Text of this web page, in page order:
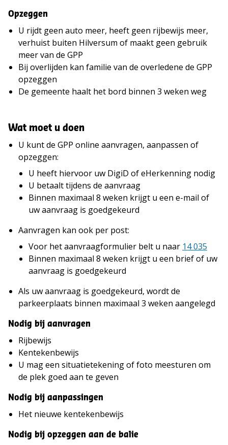
Opzeggen
U rijdt geen auto meer, heeft geen rijbewijs meer,
verhuist buiten Hilversum of maakt geen gebruik
meer van de GPP
Bij overlijden kan familie van de overledene de GPP
opzeggen
De gemeente haalt het bord binnen 3 weken weg
Wat moet u doen
U kunt de GPP online aanvragen, aanpassen of
opzeggen:
U heeft hiervoor uw DigiD of eHerkenning nodig
U betaalt tijdens de aanvraag
Binnen maximaal 8 weken krijgt u een e-mail of
uw aanvraag is goedgekeurd
Aanvragen kan ook per post:
Voor het aanvraagformulier belt u naar 14 035
Binnen maximaal 8 weken krijgt u een brief of uw
aanvraag is goedgekeurd
Als uw aanvraag is goedgekeurd, wordt de
parkeerplaats binnen maximaal 3 weken aangelegd
Nodig bij aanvragen
Rijbewijs
Kentekenbewijs
U mag een situatietekening of foto meesturen om
de plek goed aan te geven
Nodig bij aanpassingen
Het nieuwe kentekenbewijs
Nodig bij opzeggen aan de balie